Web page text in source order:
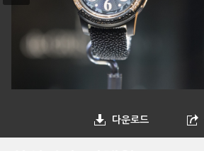
다운로드